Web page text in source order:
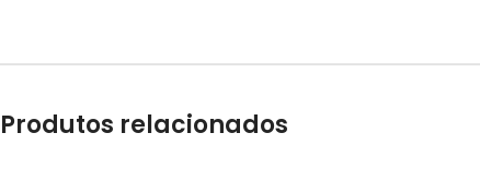
Produtos relacionados